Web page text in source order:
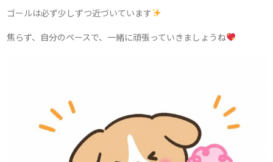
ゴールは必ず少しずつ近づいています
焦らず、自分のペースで、一緒に頑張っていきましょうね